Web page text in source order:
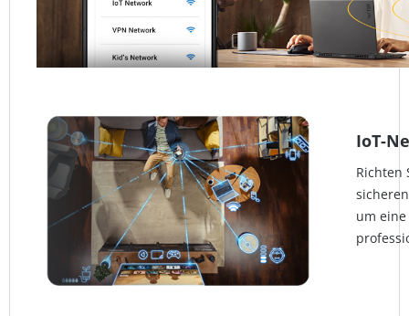
IoT-
Richten
um